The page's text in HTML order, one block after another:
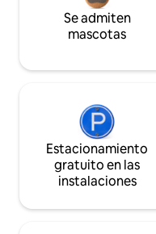
Se admiten
mascotas
Estacionamiento
gratuito en las
instalaciones